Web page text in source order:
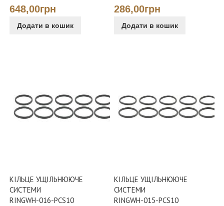
648,00грн
Додати в кошик
286,00грн
Додати в кошик
КІЛЬЦЕ УЩІЛЬНЮЮЧЕ
СИСТЕМИ
RINGWH-016-PCS10
КІЛЬЦЕ УЩІЛЬНЮЮЧЕ
СИСТЕМИ
RINGWH-015-PCS10